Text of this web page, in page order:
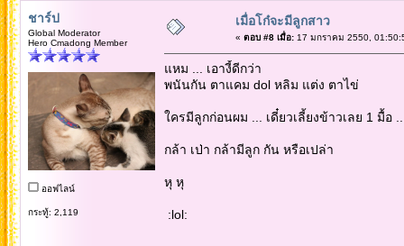
ชาร์ป
Global Moderator
Hero Cmadong Member
ออฟไลน์
กระทู้: 2,119
เมื่อโก๋จะมีลูกสาว
« ตอบ #8 เมื่อ:17 มกราคม 2550,
แหม ... เอางี้ดีกว่า
พนันกัน ตาแคม dol หลิม แต่ง ตาไข่
ใครมีลูกก่อนผม ... เดี๋ยวเลี้ยงข้าวเลย 1 มื้อ
กล้า เป่า กล้ามีลูก กัน หรือเปล่า
หุ หุ
:lol: